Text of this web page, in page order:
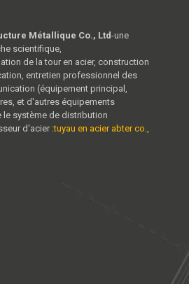
Métallique Co., Ltd-une
scientifique,
de la tour en acier, construction
entretien professionnel des
(équipement principal,
et d'autres équipements
le système de distribution
d'acier :tuyau en acier abter co.,